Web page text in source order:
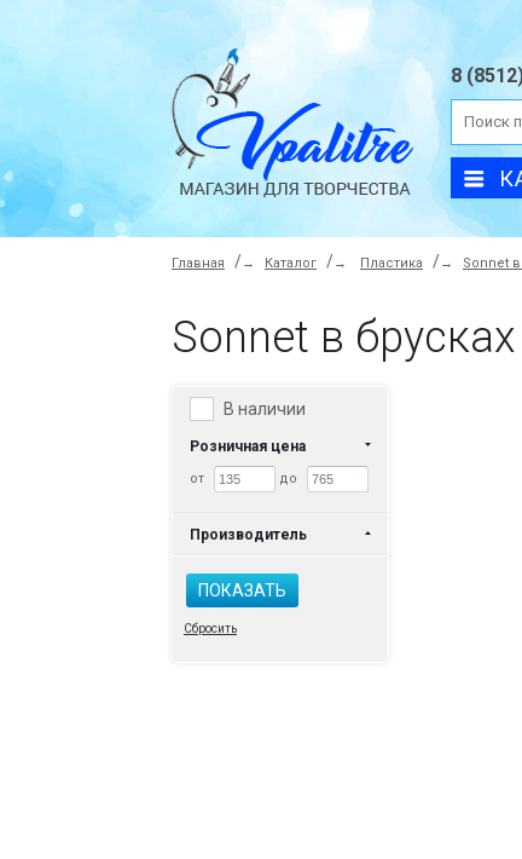
8
Главная → Каталог → Пластика → Sonnet в
Sonnet в брусках
В наличии
Розничная цена
от до
Производитель
ПОКАЗАТЬ
Сбросить